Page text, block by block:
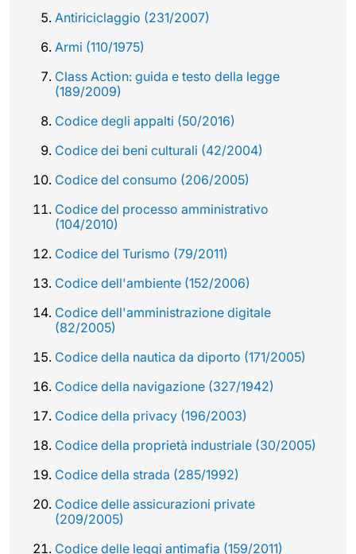
Antiriciclaggio (231/2007)
Armi (110/1975)
Class Action: guida e testo della legge
(189/2009)
Codice degli appalti (50/2016)
Codice dei beni culturali (42/2004)
Codice del consumo (206/2005)
Codice del processo amministrativo
(104/2010)
Codice del Turismo (79/2011)
Codice dell'ambiente (152/2006)
Codice dell'amministrazione digitale
(82/2005)
Codice della nautica da diporto (171/2005)
Codice della navigazione (327/1942)
Codice della privacy (196/2003)
Codice della proprietà industriale (30/2005)
Codice della strada (285/1992)
Codice delle assicurazioni private
(209/2005)
Codice delle leggi antimafia (159/2011)